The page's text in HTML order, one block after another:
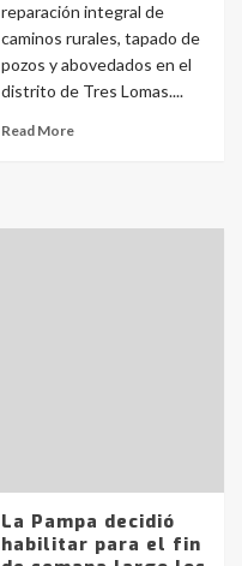
reparación integral de
caminos rurales, tapado de
pozos y abovedados en el
distrito de Tres Lomas....
Read More
La Pampa decidió
habilitar para el fin